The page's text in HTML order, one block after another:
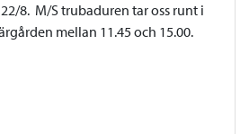
8. M/S trubaduren tar oss runt i
mellan 11.45 och 15.00.